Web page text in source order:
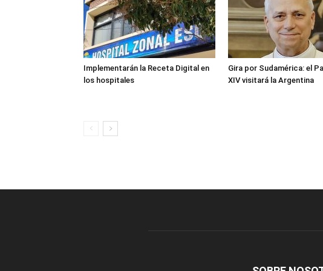
Implementarán la Receta Digital en
los hospitales
Gira por Sudamérica: el
XIV visitará la Argentina